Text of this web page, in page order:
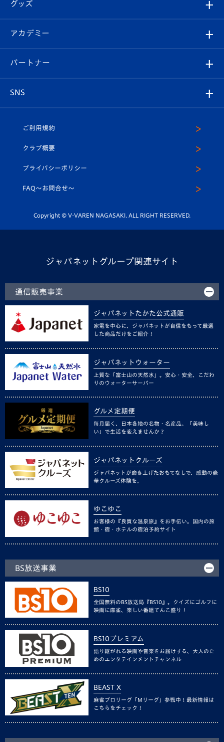
チケット
イベント
メディア
ホームタウン
スタッフプロフィール
マスコット紹介
平和祈念活動
ホームタウン活動
Revive Team
ヴィヴィくんの長崎おもてなしガイド
フォトギャラリー
スタジアムグルメ
V-LOVERS（ファンクラブ）
プレイヤーズスイート
グッズ
オンラインショップ
店舗情報
アカデミー
育成からのお知らせ
U-18
スクール
パートナー
SNS
ヴィヴィくんインスタグラム
公式LINE＠
ご利用規約
クラブ概要
プライバシーポリシー
FAQ〜お問合せ〜
Copyright © V-VAREN NAGASAKI. ALL RIGHT RESERVED.
ジャパネットグループ関連サイト
通信販売事業
ジャパネットたかた公式通販
家電を中心に、ジャパネットが自信をもって厳選
した商品だけをご紹介！
ジャパネットウォーター
上質な「富士山の天然水」。安心・安全、こだわ
りのウォーターサーバー
グルメ定期便
毎月届く、日本各地の名物・名産品。「美味し
い」で生活を変えませんか？
ジャパネットクルーズ
ジャパネットが磨き上げたおもてなしで、感動の豪
華クルーズ体験を。
ゆこゆこ
お客様の『良質な温泉旅』をお手伝い。国内の旅
館・宿・ホテルの宿泊予約サイト
BS放送事業
BS10
全国無料のBS放送局『BS10』。クイズにゴルフに
映画に麻雀、楽しい番組てんこ盛り！
BS10プレミアム
語り継がれる映画や音楽をお届けする、大人のた
めのエンタテインメントチャンネル
BEAST X
麻雀プロリーグ「Mリーグ」参戦中！最新情報は
こちらをチェック！